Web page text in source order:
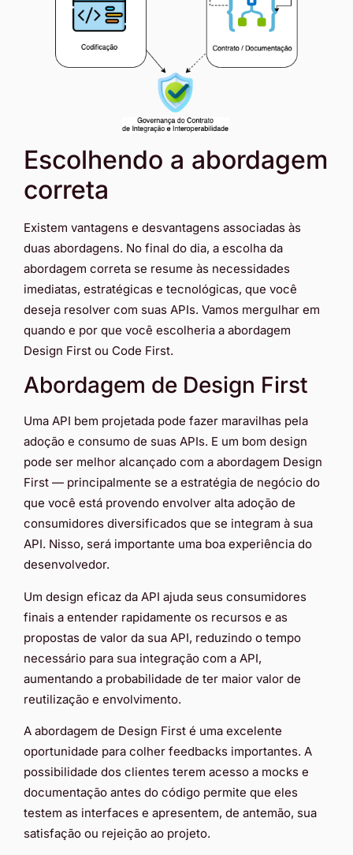
Escolhendo a abordagem
correta
Existem vantagens e desvantagens associadas às
duas abordagens. No final do dia, a escolha da
abordagem correta se resume às necessidades
imediatas, estratégicas e tecnológicas, que você
deseja resolver com suas APIs. Vamos mergulhar em
quando e por que você escolheria a abordagem
Design First ou Code First.
Abordagem de Design First
Uma API bem projetada pode fazer maravilhas pela
adoção e consumo de suas APIs. E um bom design
pode ser melhor alcançado com a abordagem Design
First — principalmente se a estratégia de negócio do
que você está provendo envolver alta adoção de
consumidores diversificados que se integram à sua
API. Nisso, será importante uma boa experiência do
desenvolvedor.
Um design eficaz da API ajuda seus consumidores
finais a entender rapidamente os recursos e as
propostas de valor da sua API, reduzindo o tempo
necessário para sua integração com a API,
aumentando a probabilidade de ter maior valor de
reutilização e envolvimento.
A abordagem de Design First é uma excelente
oportunidade para colher feedbacks importantes. A
possibilidade dos clientes terem acesso a mocks e
documentação antes do código permite que eles
testem as interfaces e apresentem, de antemão, sua
satisfação ou rejeição ao projeto.